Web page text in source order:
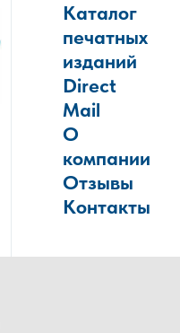
Каталог
печатных
изданий
Direct
Mail
О
компании
Отзывы
Контакты